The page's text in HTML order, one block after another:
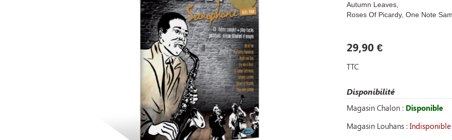
Autumn Leaves,
Roses Of Picardy, One Note
29,90 €
TTC
Disponibilité
Magasin Chalon : Disponible
Magasin Louhans : Indisponible